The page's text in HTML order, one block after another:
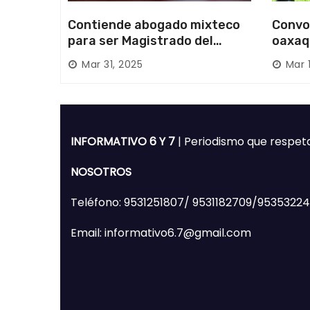
Contiende abogado mixteco
para ser Magistrado del
Poder Judicial; es originario
de Huajuapan de León
Mar 31, 2025 Mar
INFORMATIVO 6 Y 7 | Periodismo que
NOSOTROS
Teléfono: 9531251807/ 9531182709/
Email: informativo6.7@gmail.com